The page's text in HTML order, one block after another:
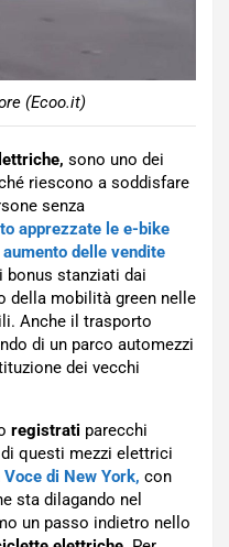
(Ecoo.it)
sono uno dei
riescono a soddisfare
senza
apprezzate le e-bike
delle vendite
bonus stanziati dai
della mobilità green nelle
Anche il trasporto
di un parco automezzi
dei vecchi
registrati parecchi
di questi mezzi elettrici
di New York, con
sta dilagando nel
un passo indietro nello